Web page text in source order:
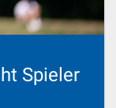
Spieler